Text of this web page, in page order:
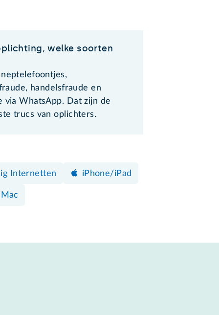
welke soorten
handelsfraude en
via WhatsApp. Dat zijn de
trucs van oplichters.
Internetten iPhone/iPad
Mac